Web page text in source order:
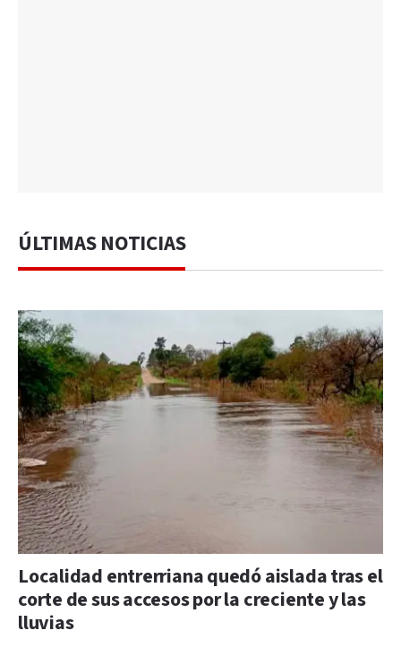
ÚLTIMAS NOTICIAS
Localidad entrerriana quedó aislada tras el
corte de sus accesos por la creciente y las
lluvias